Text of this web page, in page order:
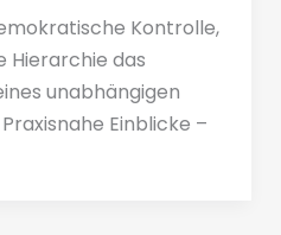
Kontrolle,
Hierarchie das
unabhängigen
Einblicke –